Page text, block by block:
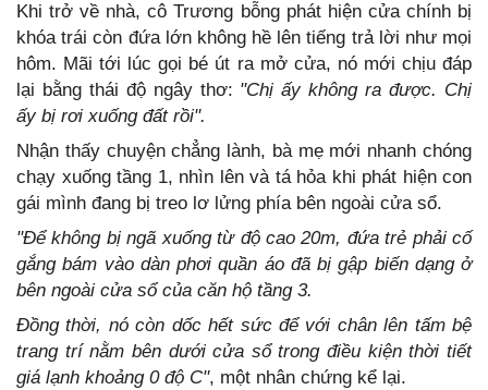
Khi trở về nhà, cô Trương bỗng phát hiện cửa chính bị
khóa trái còn đứa lớn không hề lên tiếng trả lời như mọi
hôm. Mãi tới lúc gọi bé út ra mở cửa, nó mới chịu đáp
lại bằng thái độ ngây thơ: "Chị ấy không ra được. Chị
ấy bị rơi xuống đất rồi".
Nhận thấy chuyện chẳng lành, bà mẹ mới nhanh chóng
chạy xuống tầng 1, nhìn lên và tá hỏa khi phát hiện con
gái mình đang bị treo lơ lửng phía bên ngoài cửa sổ.
"Để không bị ngã xuống từ độ cao 20m, đứa trẻ phải cố
gắng bám vào dàn phơi quần áo đã bị gập biến dạng ở
bên ngoài cửa sổ của căn hộ tầng 3.
Đồng thời, nó còn dốc hết sức để với chân lên tấm bệ
trang trí nằm bên dưới cửa sổ trong điều kiện thời tiết
giá lạnh khoảng 0 độ C", một nhân chứng kể lại.